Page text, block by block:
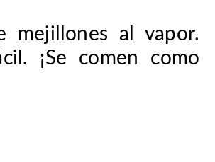
mejillones al vapor.
¡Se comen como